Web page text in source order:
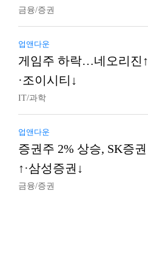
금융/증권
업앤다운
게임주 하락…네오리진↑
·조이시티↓
IT/과학
업앤다운
증권주 2% 상승, SK증권
↑·삼성증권↓
금융/증권